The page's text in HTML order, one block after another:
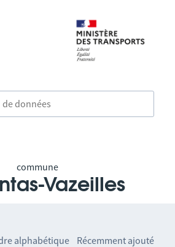
commune
Vazeilles
alphabétique Récemment ajouté